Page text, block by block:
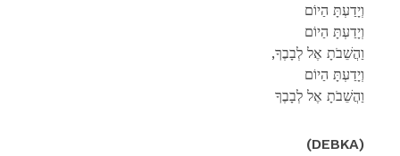
וְיָדַעְתָּ הַיוֹם
וְיָדַעְתָּ הַיוֹם
,וַהֲשֵׁבֹתָ אֶל לְבָבֶךָ
וְיָדַעְתָּ הַיוֹם
וַהֲשֵׁבֹתָ אֶל לְבָבֶךָ
(DEBKA)